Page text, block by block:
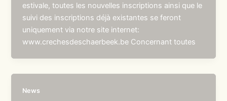
estivale, toutes les nouvelles inscriptions ainsi que le
suivi des inscriptions déjà existantes se feront
uniquement via notre site internet:
www.crechesdeschaerbeek.be Concernant toutes
News